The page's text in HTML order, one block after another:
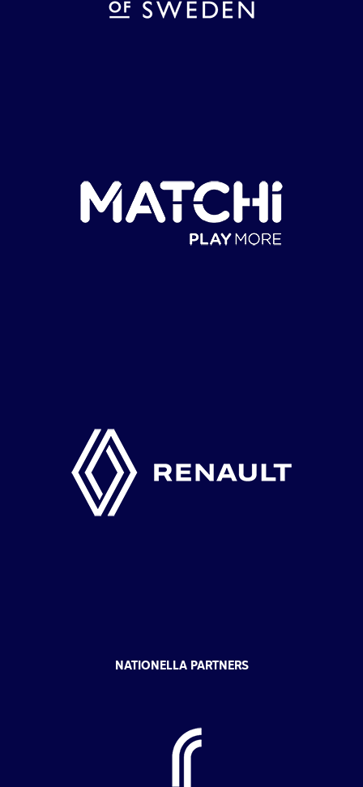
NATIONELLA PARTNERS